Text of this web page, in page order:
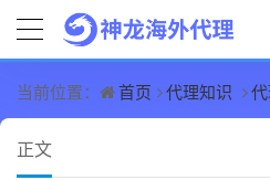
当前位置： 首页 代理知识 代
正文